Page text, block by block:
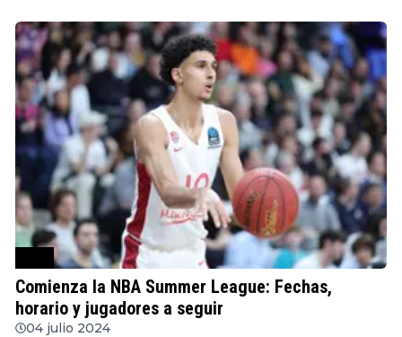
Comienza la NBA Summer League: Fechas,
horario y jugadores a seguir
04 julio 2024